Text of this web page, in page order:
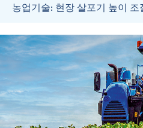
농업기술: 현장 살포기 높이 조